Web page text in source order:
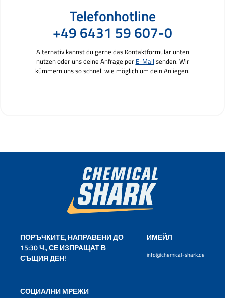
Telefonhotline
+49 6431 59 607-0
Alternativ kannst du gerne das Kontaktformular unten
nutzen oder uns deine Anfrage per E-Mail senden. Wir
kümmern uns so schnell wie möglich um dein Anliegen.
ПОРЪЧКИТЕ, НАПРАВЕНИ ДО
15:30 Ч., СЕ ИЗПРАЩАТ В
СЪЩИЯ ДЕН!
ИМЕЙЛ
info@chemical-shark.de
СОЦИАЛНИ МРЕЖИ